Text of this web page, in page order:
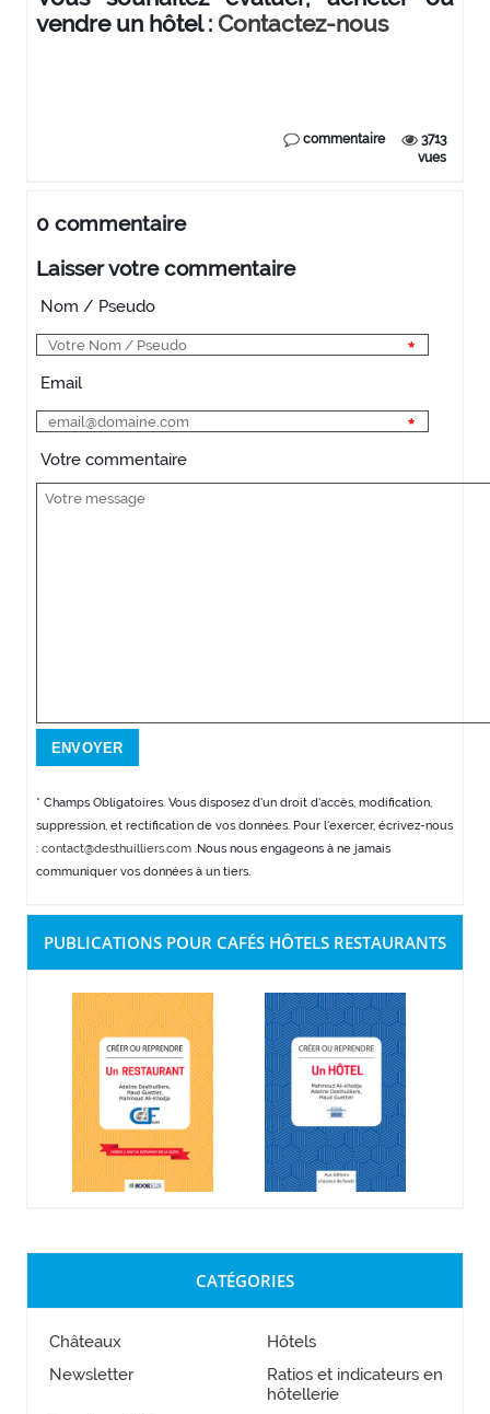
vendre un hôtel : Contactez-nous
commentaire
3713
vues
0 commentaire
Laisser votre commentaire
Nom / Pseudo
Email
Votre commentaire
* Champs Obligatoires. Vous disposez d'un droit d'accès, modification,
suppression, et rectification de vos données. Pour l'exercer, écrivez-nous
: contact@desthuilliers.com.Nous nous engageons à ne jamais
communiquer vos données à un tiers.
PUBLICATIONS POUR CAFÉS HÔTELS RESTAURANTS
CATÉGORIES
Châteaux
Hôtels
Newsletter
Ratios et indicateurs en
hôtellerie